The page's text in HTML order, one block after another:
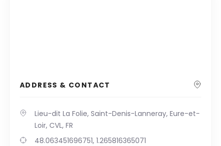
ADDRESS & CONTACT
Lieu-dit La Folie, Saint-Denis-Lanneray, Eure-et-
Loir, CVL, FR
48.063451696751, 1.265816365071